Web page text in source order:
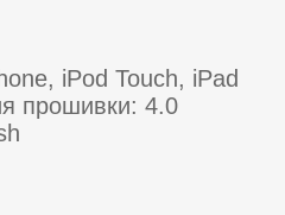
iPod Touch, iPad
прошивки: 4.0